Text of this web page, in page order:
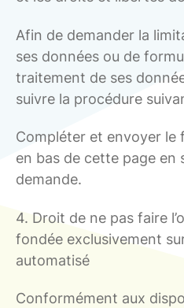
Afin de demander la
ses données ou de
traitement de ses
suivre la procédure
Compléter et envoyer le
en bas de cette page en
demande.
4. Droit de ne pas faire
fondée exclusivement
automatisé
Conformément aux